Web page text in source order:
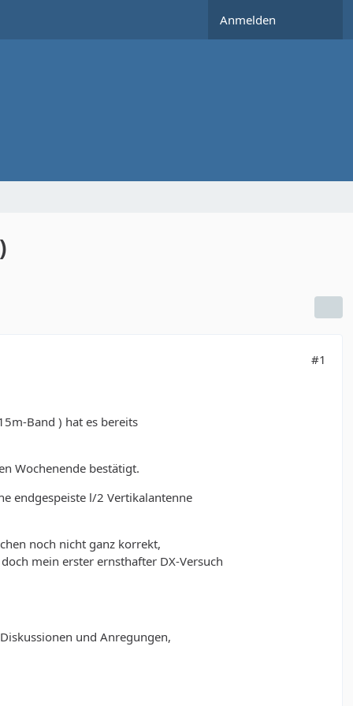
Anmelden
#1
Band ) hat es bereits
Wochenende bestätigt.
endgespeiste l/2 Vertikalantenne
noch nicht ganz korrekt,
mein erster ernsthafter DX-Versuch
und Anregungen,